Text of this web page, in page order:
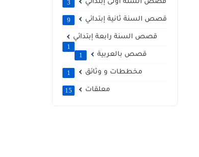
قصص السنة أولى إبتدائي 3
قصص السنة ثانية إبتدائي 9
قصص السنة رابعة إبتدائي
1
قصص بالعربية
1
مخططات و وثائق 1
معلقات 15